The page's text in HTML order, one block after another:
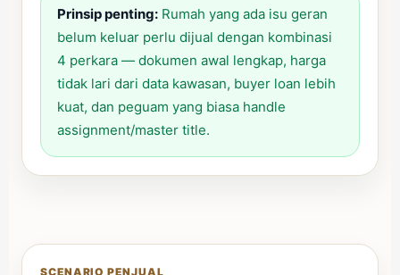
Prinsip penting: Rumah yang ada isu geran
belum keluar perlu dijual dengan kombinasi
4 perkara — dokumen awal lengkap, harga
tidak lari dari data kawasan, buyer loan lebih
kuat, dan peguam yang biasa handle
assignment/master title.
SCENARIO PENJUAL